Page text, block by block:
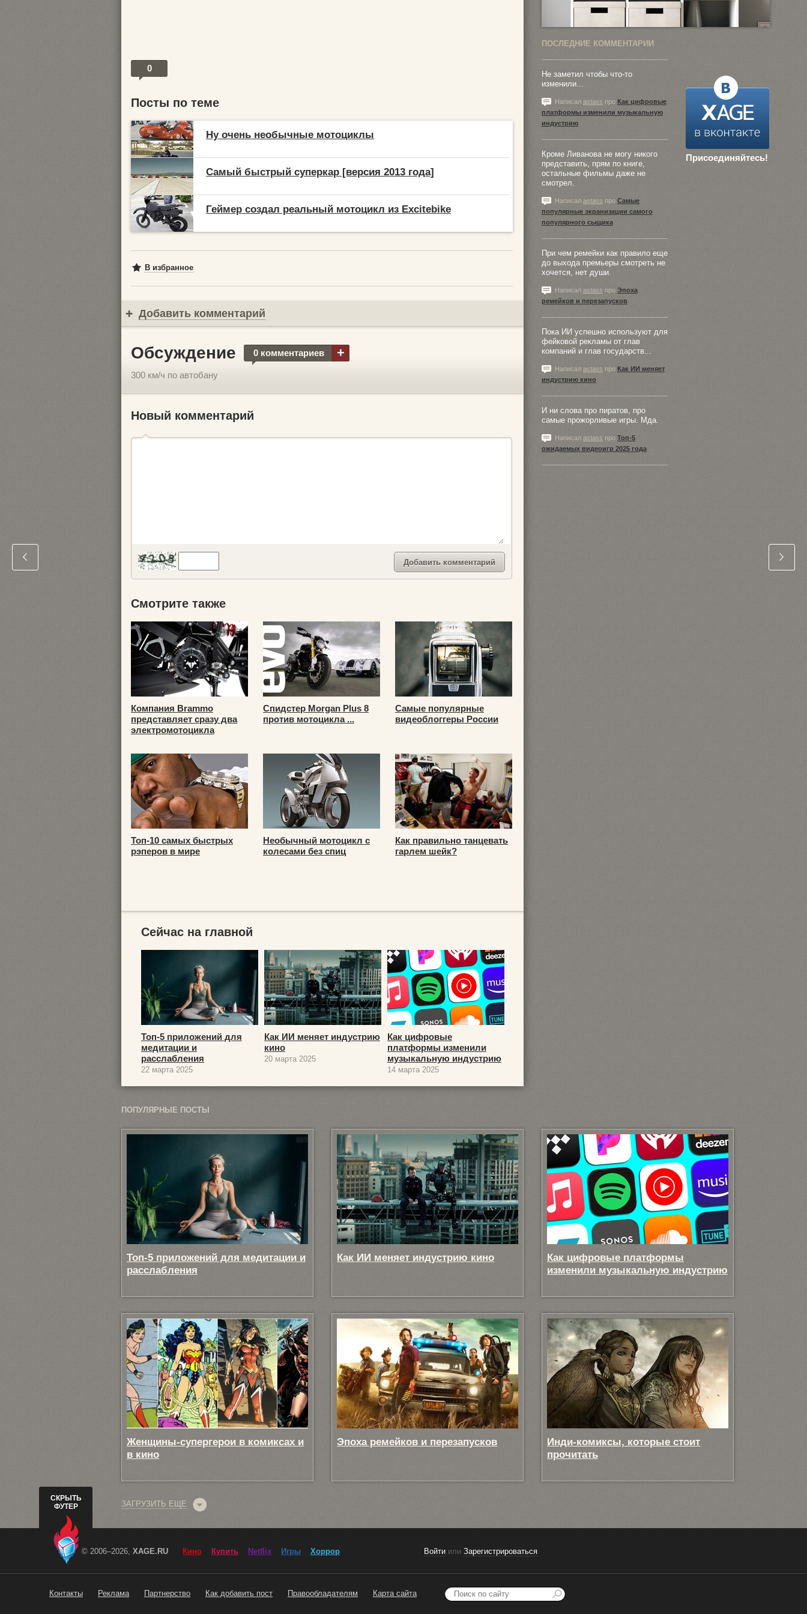
0
Посты по теме
Ну очень необычные мотоциклы
Самый быстрый суперкар [версия 2013 года]
Геймер создал реальный мотоцикл из Excitebike
В избранное
Добавить комментарий
Обсуждение 0 комментариев +
300 км/ч по автобану
Новый комментарий
Смотрите также
Компания Brammo
представляет сразу два
электромотоцикла
Спидстер Morgan Plus 8
против мотоцикла ...
Самые популярные
видеоблоггеры России
Топ-10 самых быстрых
рэперов в мире
Необычный мотоцикл с
колесами без спиц
Как правильно танцевать
гарлем шейк?
Сейчас на главной
Топ-5 приложений для
медитации и
расслабления
22 марта 2025
Как ИИ меняет индустрию
кино
20 марта 2025
Как цифровые
платформы изменили
музыкальную индустрию
14 марта 2025
ПОСЛЕДНИЕ КОММЕНТАРИИ
Присоединяйтесь!
Не заметил чтобы что-то
изменили...
Написал astass про Как цифровые
платформы изменили музыкальную
индустрию
Кроме Ливанова не могу никого
представить, прям по книге,
остальные фильмы даже не
смотрел.
Написал astass про Самые
популярные экранизации самого
популярного сыщика
При чем ремейки как правило еще
до выхода премьеры смотреть не
хочется, нет души.
Написал astass про Эпоха
ремейков и перезапусков
Пока ИИ успешно используют для
фейковой рекламы от глав
компаний и глав государств...
Написал astass про Как ИИ меняет
индустрию кино
И ни слова про пиратов, про
самые прожорливые игры. Мда.
Написал astass про Топ-5
ожидаемых видеоигр 2025 года
ПОПУЛЯРНЫЕ ПОСТЫ
Топ-5 приложений для медитации и
расслабления
Как ИИ меняет индустрию кино
Как цифровые платформы
изменили музыкальную индустрию
Женщины-супергерои в комиксах и
в кино
Эпоха ремейков и перезапусков
Инди-комиксы, которые стоит
прочитать
ЗАГРУЗИТЬ ЕЩЕ
СКРЫТЬ
ФУТЕР
© 2006–2026, XAGE.RU Кино Купить Netflix Игры Хоррор Войти или Зарегистрироваться
Контакты Реклама Партнерство Как добавить пост Правообладателям Карта сайта